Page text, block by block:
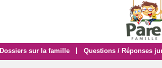
Dossiers sur la famille Questions / Réponses